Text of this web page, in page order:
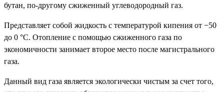
бутан, по-другому сжиженный углеводородный газ.
Представляет собой жидкость с температурой кипения от −50
до 0 °C. Отопление с помощью сжиженного газа по
экономичности занимает второе место после магистрального
газа.
Данный вид газа является экологически чистым за счет того,